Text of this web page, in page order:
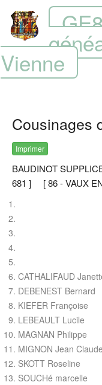
Vienne
Cousinages
Imprimer
BAUDINOT
681 ] [ 86 - VAUX
CATHALIFAUD
DEBENEST Bernard
KIEFER Françoise
LEBEAULT Lucile
MAGNAN Philippe
MIGNON Jean Claude
SKOTT Roseline
SOUCHé marcelle